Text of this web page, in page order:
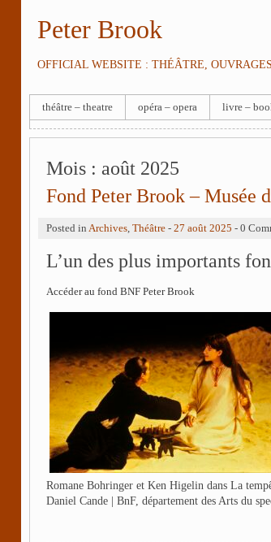
Peter Brook
OFFICIAL WEBSITE : THÉÂTRE,
théâtre – theatre opéra – opera livre –
Mois : août 2025
Fond Peter Brook – Musée
Posted in Archives, Théâtre - 27 août 2025 - 0
L’un des plus importants
Accéder au fond BNF Peter Brook
Romane Bohringer et Ken Higelin dans La
Daniel Cande | BnF, département des Arts du